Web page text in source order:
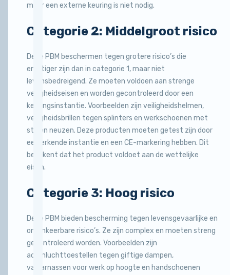
maar een externe keuring is niet nodig.
Categorie 2: Middelgroot risico
Deze PBM beschermen tegen grotere risico’s die
ernstiger zijn dan in categorie 1, maar niet
levensbedreigend. Ze moeten voldoen aan strenge
veiligheidseisen en worden gecontroleerd door een
keuringsinstantie. Voorbeelden zijn veiligheidshelmen,
veiligheidsbrillen tegen splinters en werkschoenen met
stalen neuzen. Deze producten moeten getest zijn door
een erkende instantie en een CE-markering hebben. Dit
betekent dat het product voldoet aan de wettelijke
eisen.
Categorie 3: Hoog risico
Deze PBM bieden bescherming tegen levensgevaarlijke en
onomkeerbare risico’s. Ze zijn complex en moeten streng
gecontroleerd worden. Voorbeelden zijn
ademluchttoestellen tegen giftige dampen,
valharnassen voor werk op hoogte en handschoenen